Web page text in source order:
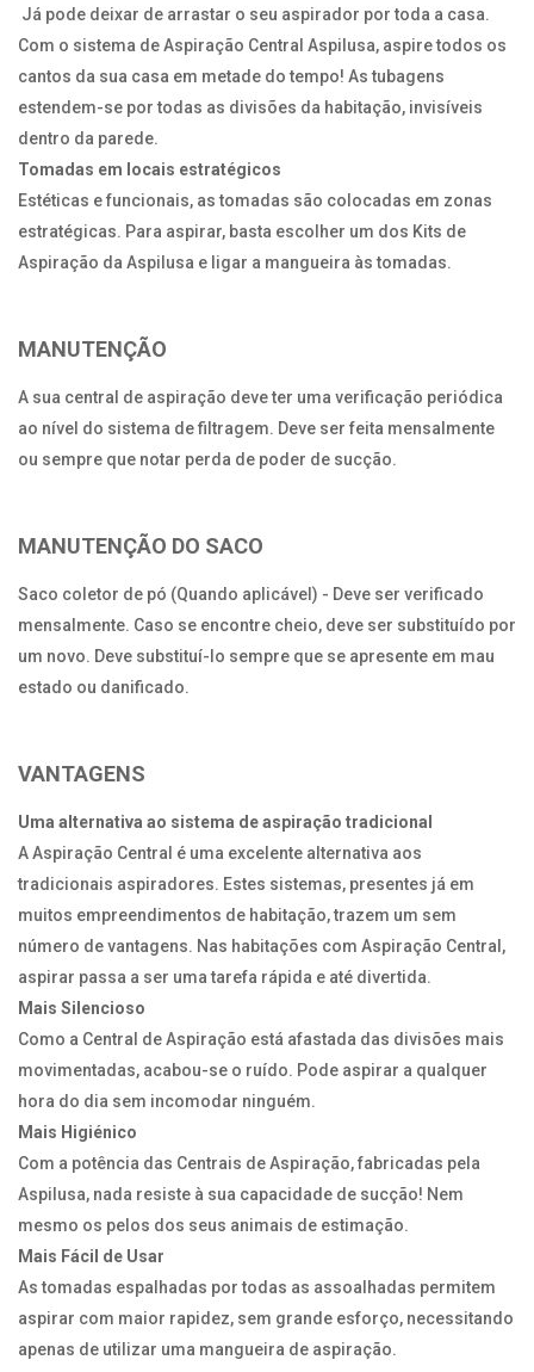
Já pode deixar de arrastar o seu aspirador por toda a casa.
Com o sistema de Aspiração Central Aspilusa, aspire todos os
cantos da sua casa em metade do tempo! As tubagens
estendem-se por todas as divisões da habitação, invisíveis
dentro da parede.
Tomadas em locais estratégicos
Estéticas e funcionais, as tomadas são colocadas em zonas
estratégicas. Para aspirar, basta escolher um dos Kits de
Aspiração da Aspilusa e ligar a mangueira às tomadas.
MANUTENÇÃO
A sua central de aspiração deve ter uma verificação periódica
ao nível do sistema de filtragem. Deve ser feita mensalmente
ou sempre que notar perda de poder de sucção.
MANUTENÇÃO DO SACO
Saco coletor de pó (Quando aplicável) - Deve ser verificado
mensalmente. Caso se encontre cheio, deve ser substituído por
um novo. Deve substituí-lo sempre que se apresente em mau
estado ou danificado.
VANTAGENS
Uma alternativa ao sistema de aspiração tradicional
A Aspiração Central é uma excelente alternativa aos
tradicionais aspiradores. Estes sistemas, presentes já em
muitos empreendimentos de habitação, trazem um sem
número de vantagens. Nas habitações com Aspiração Central,
aspirar passa a ser uma tarefa rápida e até divertida.
Mais Silencioso
Como a Central de Aspiração está afastada das divisões mais
movimentadas, acabou-se o ruído. Pode aspirar a qualquer
hora do dia sem incomodar ninguém.
Mais Higiénico
Com a potência das Centrais de Aspiração, fabricadas pela
Aspilusa, nada resiste à sua capacidade de sucção! Nem
mesmo os pelos dos seus animais de estimação.
Mais Fácil de Usar
As tomadas espalhadas por todas as assoalhadas permitem
aspirar com maior rapidez, sem grande esforço, necessitando
apenas de utilizar uma mangueira de aspiração.